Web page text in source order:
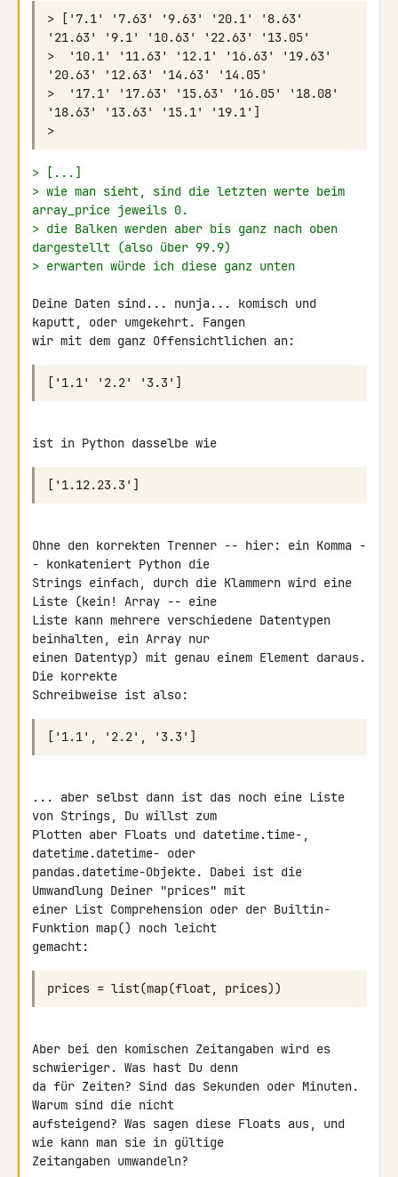
> ['7.1' '7.63' '9.63' '20.1' '8.63'
>  '10.1' '11.63' '12.1' '16.63' '19.63'
>  '17.1' '17.63' '15.63' '16.05' '18.08'
> [...]
> wie man sieht, sind die letzten werte beim
array_price jeweils 0.
> die Balken werden aber bis ganz nach oben
dargestellt (also über 99.9)
> erwarten würde ich diese ganz unten
Deine Daten sind... nunja... komisch und
kaputt, oder umgekehrt. Fangen
Ohne den korrekten Trenner -- hier: ein Komma -
- konkateniert Python die
Strings einfach, durch die Klammern wird eine
Liste (kein! Array -- eine
Liste kann mehrere verschiedene Datentypen
beinhalten, ein Array nur
einen Datentyp) mit genau einem Element daraus.
Die korrekte
... aber selbst dann ist das noch eine Liste
von Strings, Du willst zum
Plotten aber Floats und datetime.time-,
datetime.datetime- oder
pandas.datetime-Objekte. Dabei ist die
Umwandlung Deiner "prices" mit
einer List Comprehension oder der Builtin-
Funktion map() noch leicht
Aber bei den komischen Zeitangaben wird es
schwieriger. Was hast Du denn
da für Zeiten? Sind das Sekunden oder Minuten.
Warum sind die nicht
aufsteigend? Was sagen diese Floats aus, und
wie kann man sie in gültige
Zeitangaben umwandeln?